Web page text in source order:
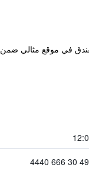
في موقع مثالي ضمن